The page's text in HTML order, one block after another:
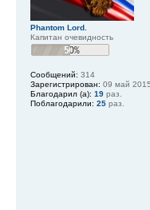
Phantom Lord.
Капитан очевидность
Сообщений: 314
Зарегистрирован: 09 май
Благодарил (а): 19 раз.
Поблагодарили: 25 раз.